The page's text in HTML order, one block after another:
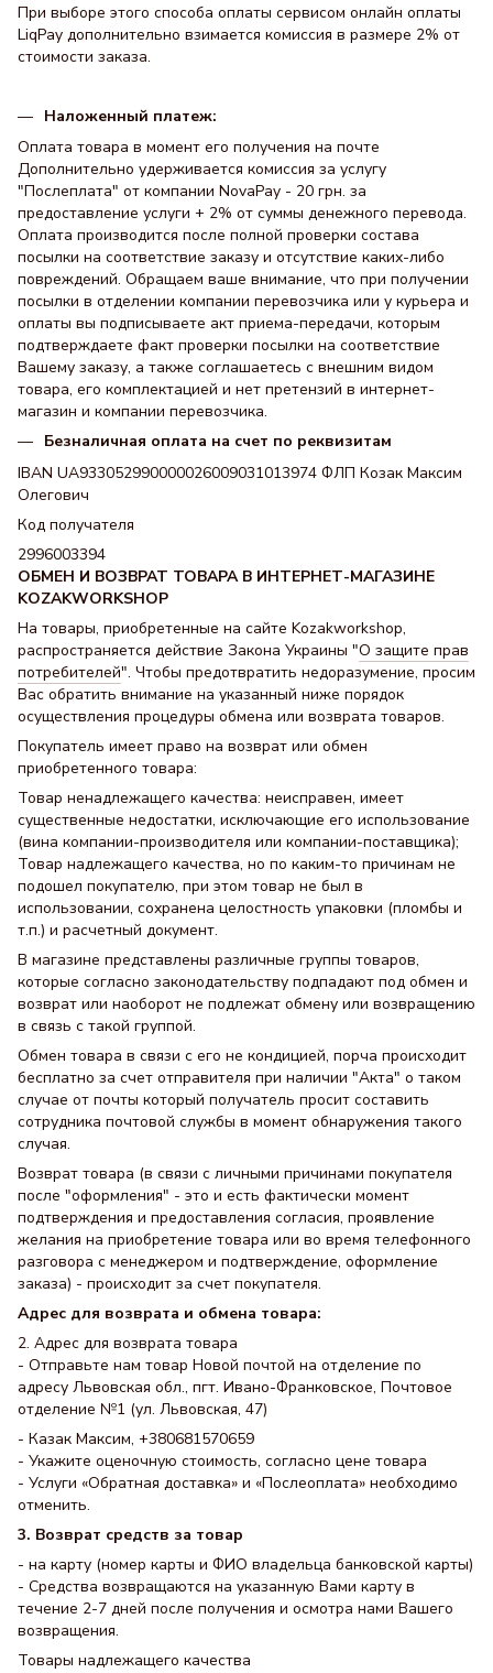
При выборе этого способа оплаты сервисом онлайн оплаты
LiqPay дополнительно взимается комиссия в размере 2% от
стоимости заказа.
Наложенный платеж:
Оплата товара в момент его получения на почте
Дополнительно удерживается комиссия за услугу
"Послеплата" от компании NovaPay - 20 грн. за
предоставление услуги + 2% от суммы денежного перевода.
Оплата производится после полной проверки состава
посылки на соответствие заказу и отсутствие каких-либо
повреждений. Обращаем ваше внимание, что при получении
посылки в отделении компании перевозчика или у курьера и
оплаты вы подписываете акт приема-передачи, которым
подтверждаете факт проверки посылки на соответствие
Вашему заказу, а также соглашаетесь с внешним видом
товара, его комплектацией и нет претензий в интернет-
магазин и компании перевозчика.
Безналичная оплата на счет по реквизитам
IBAN UA933052990000026009031013974 ФЛП Козак Максим
Олегович
Код получателя
2996003394
ОБМЕН И ВОЗВРАТ ТОВАРА В ИНТЕРНЕТ-МАГАЗИНЕ
KOZAKWORKSHOP
На товары, приобретенные на сайте Kozakworkshop,
распространяется действие Закона Украины "О защите прав
потребителей". Чтобы предотвратить недоразумение, просим
Вас обратить внимание на указанный ниже порядок
осуществления процедуры обмена или возврата товаров.
Покупатель имеет право на возврат или обмен
приобретенного товара:
Товар ненадлежащего качества: неисправен, имеет
существенные недостатки, исключающие его использование
(вина компании-производителя или компании-поставщика);
Товар надлежащего качества, но по каким-то причинам не
подошел покупателю, при этом товар не был в
использовании, сохранена целостность упаковки (пломбы и
т.п.) и расчетный документ.
В магазине представлены различные группы товаров,
которые согласно законодательству подпадают под обмен и
возврат или наоборот не подлежат обмену или возвращению
в связь с такой группой.
Обмен товара в связи с его не кондицией, порча происходит
бесплатно за счет отправителя при наличии "Акта" о таком
случае от почты который получатель просит составить
сотрудника почтовой службы в момент обнаружения такого
случая.
Возврат товара (в связи с личными причинами покупателя
после "оформления" - это и есть фактически момент
подтверждения и предоставления согласия, проявление
желания на приобретение товара или во время телефонного
разговора с менеджером и подтверждение, оформление
заказа) - происходит за счет покупателя.
Адрес для возврата и обмена товара:
2. Адрес для возврата товара
- Отправьте нам товар Новой почтой на отделение по
адресу Львовская обл., пгт. Ивано-Франковское, Почтовое
отделение №1 (ул. Львовская, 47)
- Казак Максим, +380681570659
- Укажите оценочную стоимость, согласно цене товара
- Услуги «Обратная доставка» и «Послеоплата» необходимо
отменить.
3. Возврат средств за товар
- на карту (номер карты и ФИО владельца банковской карты)
- Средства возвращаются на указанную Вами карту в
течение 2-7 дней после получения и осмотра нами Вашего
возвращения.
Товары надлежащего качества